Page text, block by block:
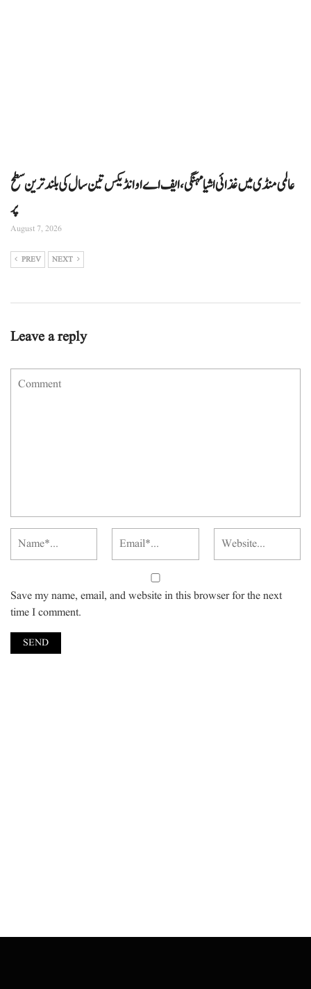
عالمی منڈی میں غذائی اشیا مہنگی، ایف اے او انڈیکس تین سال کی بلند ترین سطح
پر
August 7, 2026
PREV NEXT
Leave a reply
Save my name, email, and website in this browser for the next
time I comment.